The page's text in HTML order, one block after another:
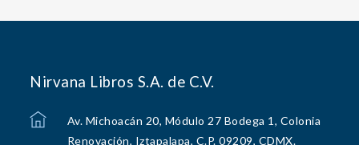
Nirvana Libros S.A. de C.V.
Av. Michoacán 20, Módulo 27 Bodega 1, Colonia
Renovación, Iztapalapa, C.P. 09209, CDMX.